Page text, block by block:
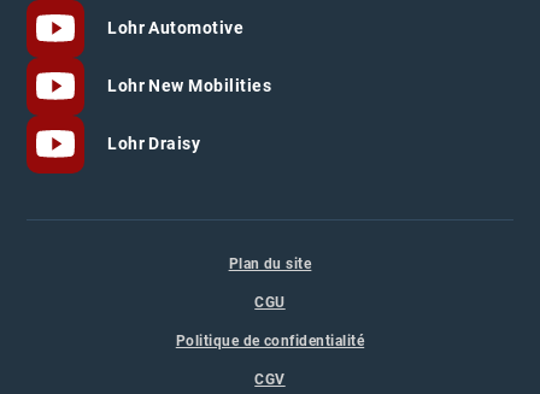
Lohr Automotive
Lohr New Mobilities
Lohr Draisy
Plan du site
CGU
Politique de confidentialité
CGV